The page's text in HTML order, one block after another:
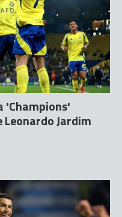
'Champions'
Jardim